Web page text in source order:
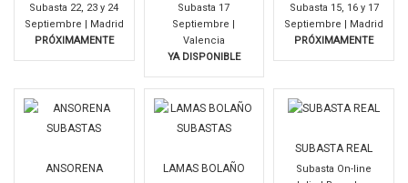
Subasta 22, 23 y 24
Septiembre | Madrid
PRÓXIMAMENTE
Subasta 17
Septiembre |
Valencia
YA DISPONIBLE
Subasta 15, 16 y 17
Septiembre | Madrid
PRÓXIMAMENTE
ANSORENA LAMAS BOLAÑO
SUBASTA REAL
Subasta On-line